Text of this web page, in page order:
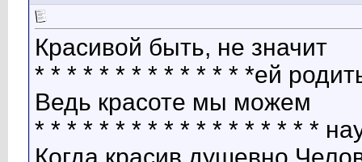
Красивой быть, не значит
* * * * * * * * * * * * * *ей
Ведь красоте мы можем
* * * * * * * * * * * * * * * * * *